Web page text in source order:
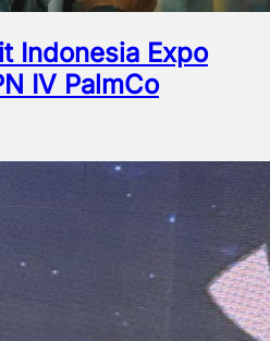
Indonesia Expo
IV PalmCo